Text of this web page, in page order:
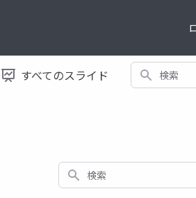
すべてのスライド 検索
検索